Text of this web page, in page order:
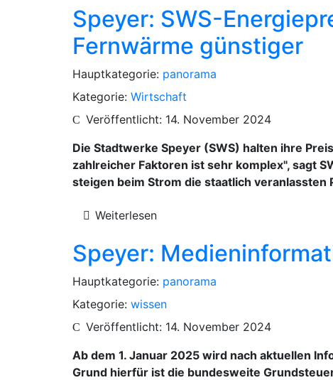
Speyer: SWS-
Fernwärme günstiger
Hauptkategorie: panorama
Kategorie: Wirtschaft
Veröffentlicht: 14. November 2024
Die Stadtwerke Speyer (SWS) halten ihre
zahlreicher Faktoren ist sehr komplex", sagt
steigen beim Strom die staatlich
Weiterlesen
Speyer:
Hauptkategorie: panorama
Kategorie: wissen
Veröffentlicht: 14. November 2024
Ab dem 1. Januar 2025 wird nach aktuellen
Grund hierfür ist die bundesweite